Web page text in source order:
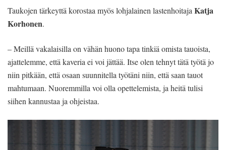
Taukojen tärkeyttä korostaa myös lohjalainen lastenhoitaja Katja
Korhonen.
– Meillä vakalaisilla on vähän huono tapa tinkiä omista tauoista,
ajattelemme, että kaveria ei voi jättää. Itse olen tehnyt tätä työtä jo
niin pitkään, että osaan suunnitella työtäni niin, että saan tauot
mahtumaan. Nuoremmilla voi olla opettelemista, ja heitä tulisi
siihen kannustaa ja ohjeistaa.